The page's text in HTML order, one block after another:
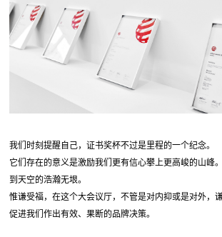
我们时刻提醒自己，证书奖杯不过是里程的一个纪念。
它们存在的意义是激励我们更有信心攀上更高峻的山峰
到天空的浩瀚无垠。
惟谦受福，在这个大会议厅，不管是对内抑或是对外，
促进我们作出有效、果断的品牌决策。